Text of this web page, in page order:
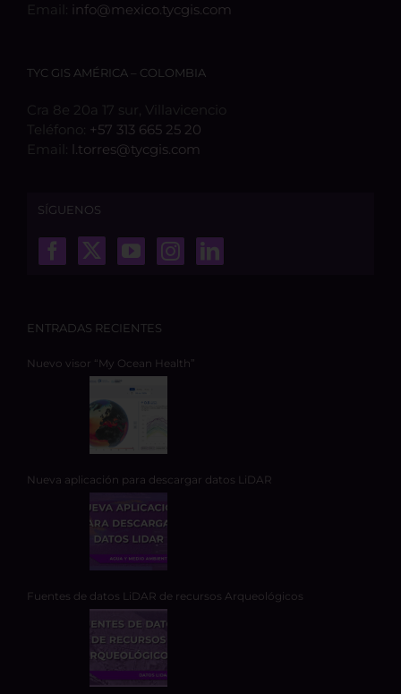
Email: info@mexico.tycgis.com
TYC GIS AMÉRICA – COLOMBIA
Cra 8e 20a 17 sur, Villavicencio
Teléfono: +57 313 665 25 20
Email: l.torres@tycgis.com
SÍGUENOS
ENTRADAS RECIENTES
Nuevo visor “My Ocean Health”
Nueva aplicación para descargar datos LiDAR
Fuentes de datos LiDAR de recursos Arqueológicos